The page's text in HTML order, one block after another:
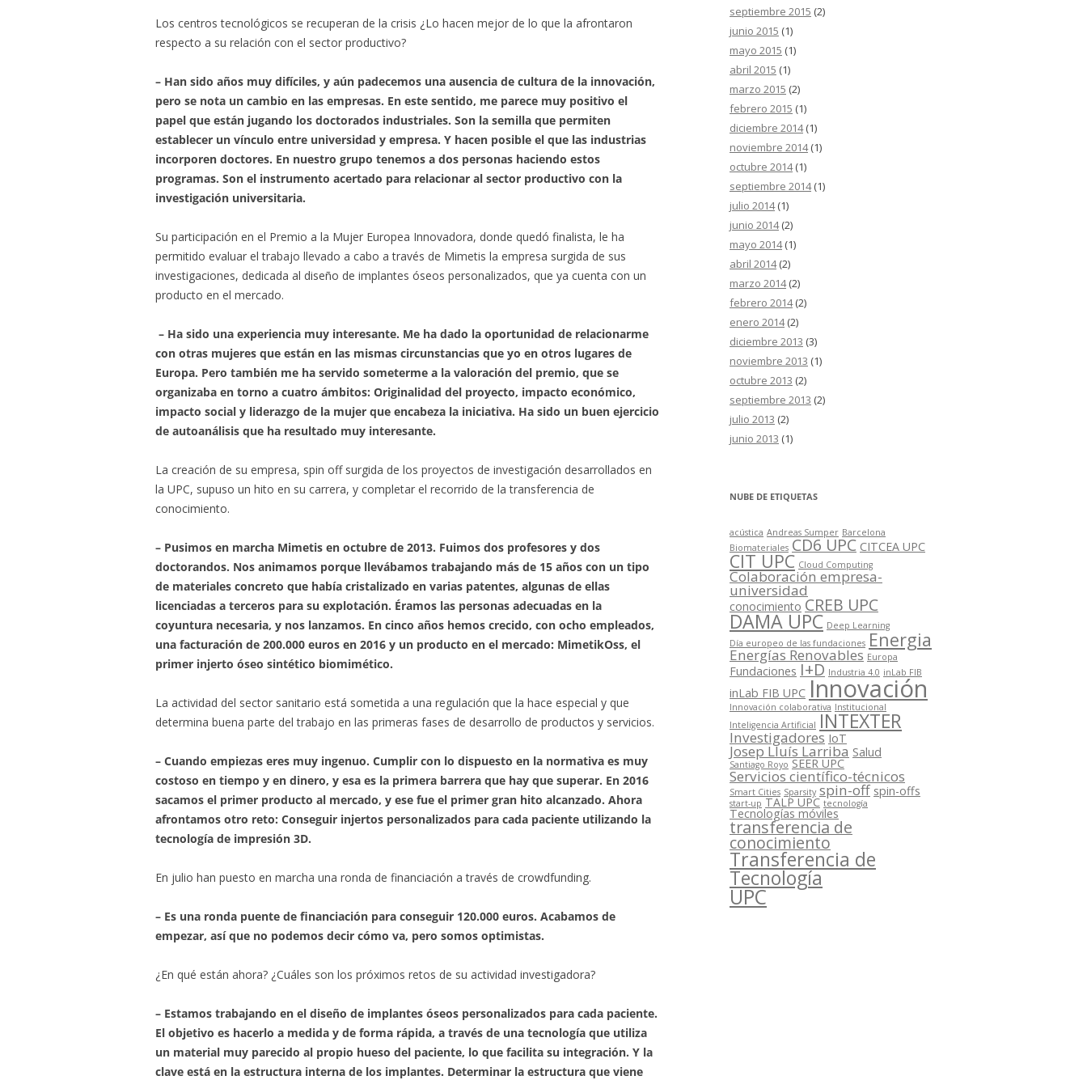
Los centros tecnológicos se recuperan de la crisis ¿Lo hacen mejor de lo que la afrontaron
respecto a su relación con el sector productivo?
– Han sido años muy difíciles, y aún padecemos una ausencia de cultura de la innovación,
pero se nota un cambio en las empresas. En este sentido, me parece muy positivo el
papel que están jugando los doctorados industriales. Son la semilla que permiten
establecer un vínculo entre universidad y empresa. Y hacen posible el que las industrias
incorporen doctores. En nuestro grupo tenemos a dos personas haciendo estos
programas. Son el instrumento acertado para relacionar al sector productivo con la
investigación universitaria.
Su participación en el Premio a la Mujer Europea Innovadora, donde quedó finalista, le ha
permitido evaluar el trabajo llevado a cabo a través de Mimetis la empresa surgida de sus
investigaciones, dedicada al diseño de implantes óseos personalizados, que ya cuenta con un
producto en el mercado.
– Ha sido una experiencia muy interesante. Me ha dado la oportunidad de relacionarme
con otras mujeres que están en las mismas circunstancias que yo en otros lugares de
Europa. Pero también me ha servido someterme a la valoración del premio, que se
organizaba en torno a cuatro ámbitos: Originalidad del proyecto, impacto económico,
impacto social y liderazgo de la mujer que encabeza la iniciativa. Ha sido un buen ejercicio
de autoanálisis que ha resultado muy interesante.
La creación de su empresa, spin off surgida de los proyectos de investigación desarrollados en
la UPC, supuso un hito en su carrera, y completar el recorrido de la transferencia de
conocimiento.
– Pusimos en marcha Mimetis en octubre de 2013. Fuimos dos profesores y dos
doctorandos. Nos animamos porque llevábamos trabajando más de 15 años con un tipo
de materiales concreto que había cristalizado en varias patentes, algunas de ellas
licenciadas a terceros para su explotación. Éramos las personas adecuadas en la
coyuntura necesaria, y nos lanzamos. En cinco años hemos crecido, con ocho empleados,
una facturación de 200.000 euros en 2016 y un producto en el mercado: MimetikOss, el
primer injerto óseo sintético biomimético.
La actividad del sector sanitario está sometida a una regulación que la hace especial y que
determina buena parte del trabajo en las primeras fases de desarrollo de productos y servicios.
– Cuando empiezas eres muy ingenuo. Cumplir con lo dispuesto en la normativa es muy
costoso en tiempo y en dinero, y esa es la primera barrera que hay que superar. En 2016
sacamos el primer producto al mercado, y ese fue el primer gran hito alcanzado. Ahora
afrontamos otro reto: Conseguir injertos personalizados para cada paciente utilizando la
tecnología de impresión 3D.
En julio han puesto en marcha una ronda de financiación a través de crowdfunding.
– Es una ronda puente de financiación para conseguir 120.000 euros. Acabamos de
empezar, así que no podemos decir cómo va, pero somos optimistas.
¿En qué están ahora? ¿Cuáles son los próximos retos de su actividad investigadora?
– Estamos trabajando en el diseño de implantes óseos personalizados para cada paciente.
El objetivo es hacerlo a medida y de forma rápida, a través de una tecnología que utiliza
un material muy parecido al propio hueso del paciente, lo que facilita su integración. Y la
clave está en la estructura interna de los implantes. Determinar la estructura que viene
septiembre 2015 (2)
junio 2015 (1)
mayo 2015 (1)
abril 2015 (1)
marzo 2015 (2)
febrero 2015 (1)
diciembre 2014(1)
noviembre 2014(1)
octubre 2014(1)
septiembre 2014(1)
julio 2014(1)
junio 2014(2)
mayo 2014(1)
abril 2014(2)
marzo 2014(2)
febrero 2014(2)
enero 2014(2)
diciembre 2013 (3)
noviembre 2013 (1)
octubre 2013 (2)
septiembre 2013 (2)
julio 2013 (2)
junio 2013 (1)
NUBE DE ETIQUETAS
acústica Andreas Sumper Barcelona
Biomateriales CD6 UPC CITCEA UPC
CIT UPC Cloud Computing
Colaboración empresa-
universidad
conocimiento CREB UPC
DAMA UPC Deep Learning
Día europeo de las fundaciones Energia
Energías Renovables Europa
Fundaciones I+D Industria 4.0 inLab FIB
inLab FIB UPC Innovación
Innovación colaborativa Institucional
Inteligencia Artificial INTEXTER
Investigadores IoT
Josep Lluís Larriba Salud
Santiago Royo SEER UPC
Servicios científico-técnicos
Smart Cities Sparsity spin-off spin-offs
start-up TALP UPC tecnología
Tecnologías móviles
transferencia de
conocimiento
Transferencia de
Tecnología
UPC